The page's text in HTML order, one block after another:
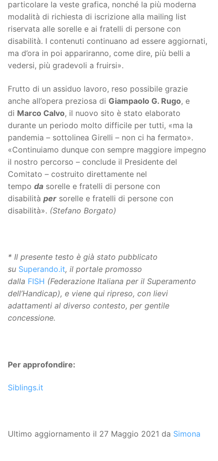
particolare la veste grafica, nonché la più moderna
modalità di richiesta di iscrizione alla mailing list
riservata alle sorelle e ai fratelli di persone con
disabilità. I contenuti continuano ad essere aggiornati,
ma d’ora in poi appariranno, come dire, più belli a
vedersi, più gradevoli a fruirsi».
Frutto di un assiduo lavoro, reso possibile grazie
anche all’opera preziosa di Giampaolo G. Rugo, e
di Marco Calvo, il nuovo sito è stato elaborato
durante un periodo molto difficile per tutti, «ma la
pandemia – sottolinea Girelli – non ci ha fermato».
«Continuiamo dunque con sempre maggiore impegno
il nostro percorso – conclude il Presidente del
Comitato – costruito direttamente nel
tempo da sorelle e fratelli di persone con
disabilità per sorelle e fratelli di persone con
disabilità». (Stefano Borgato)
* Il presente testo è già stato pubblicato
su Superando.it, il portale promosso
dalla FISH (Federazione Italiana per il Superamento
dell’Handicap), e viene qui ripreso, con lievi
adattamenti al diverso contesto, per gentile
concessione.
Per approfondire:
Siblings.it
Ultimo aggiornamento il 27 Maggio 2021 da Simona